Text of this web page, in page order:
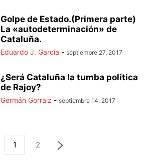
Golpe de Estado.(Primera parte)
La «autodeterminación» de
Cataluña.
Eduardo J. García - septiembre 27, 2017
¿Será Cataluña la tumba política
de Rajoy?
Germán Gorraiz - septiembre 14, 2017
1 2